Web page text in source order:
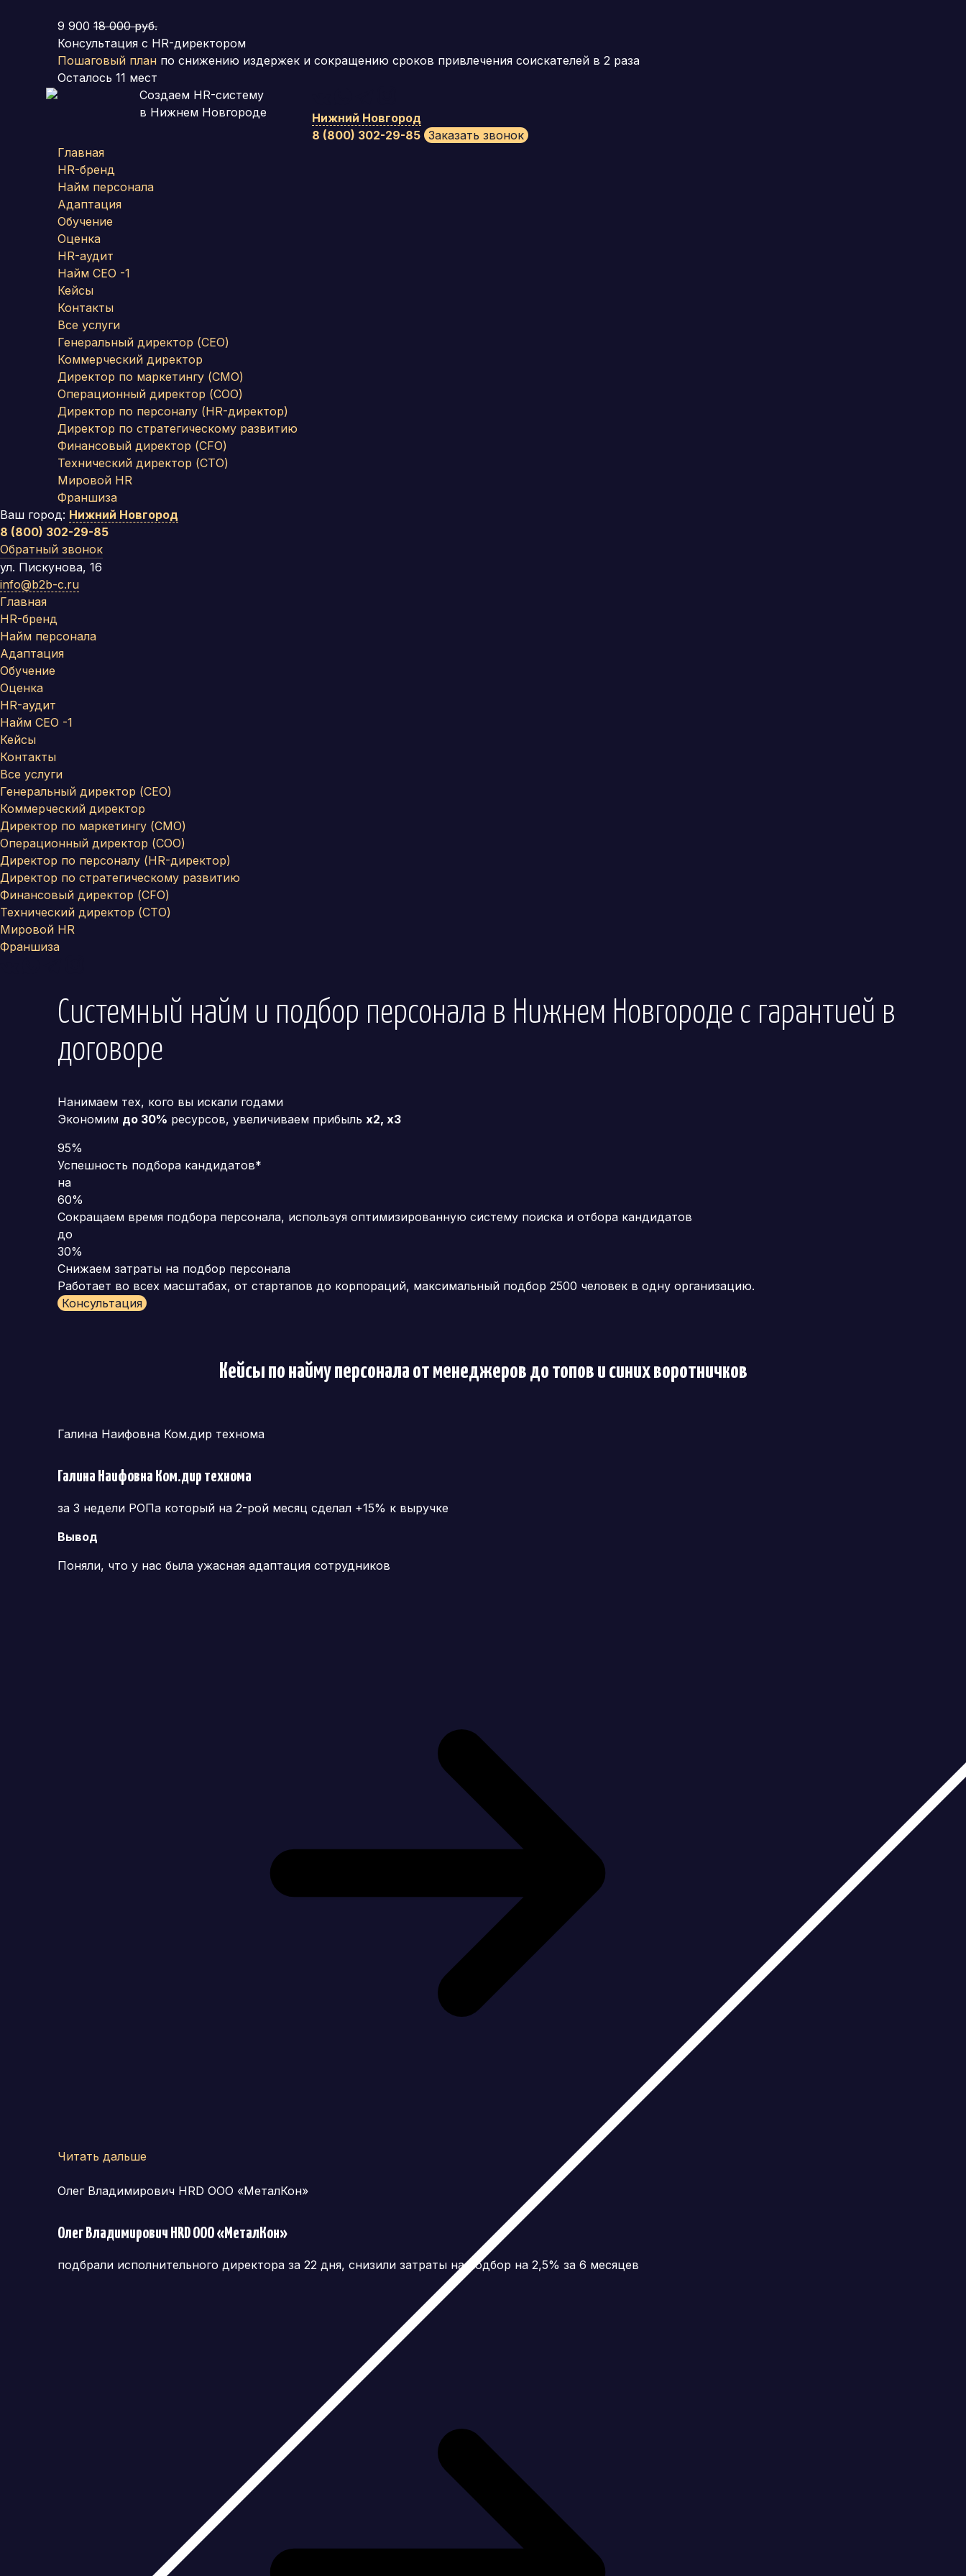
9 900 18 000 руб.
Консультация с HR-директором
Пошаговый план по снижению издержек и сокращению сроков привлечения соискателей в 2 раза
Осталось 11 мест
Создаем HR-систему
в Нижнем Новгороде
Нижний Новгород
8 (800) 302-29-85 Заказать звонок
Главная
HR-бренд
Найм персонала
Адаптация
Обучение
Оценка
HR-аудит
Найм СЕО -1
Кейсы
Контакты
Все услуги
Генеральный директор (CEO)
Коммерческий директор
Директор по маркетингу (CMO)
Операционный директор (COO)
Директор по персоналу (HR-директор)
Директор по стратегическому развитию
Финансовый директор (CFO)
Технический директор (CTO)
Мировой HR
Франшиза
Ваш город: Нижний Новгород
8 (800) 302-29-85
Обратный звонок
ул. Пискунова, 16
info@b2b-c.ru
Главная
HR-бренд
Найм персонала
Адаптация
Обучение
Оценка
HR-аудит
Найм СЕО -1
Кейсы
Контакты
Все услуги
Генеральный директор (CEO)
Коммерческий директор
Директор по маркетингу (CMO)
Операционный директор (COO)
Директор по персоналу (HR-директор)
Директор по стратегическому развитию
Финансовый директор (CFO)
Технический директор (CTO)
Мировой HR
Франшиза
Системный найм и подбор персонала в Нижнем Новгороде с гарантией в
договоре
Нанимаем тех, кого вы искали годами
Экономим до 30% ресурсов, увеличиваем прибыль x2, x3
95%
Успешность подбора кандидатов*
на
60%
Сокращаем время подбора персонала, используя оптимизированную систему поиска и отбора кандидатов
до
30%
Снижаем затраты на подбор персонала
Работает во всех масштабах, от стартапов до корпораций, максимальный подбор 2500 человек в одну организацию.
Консультация
Кейсы по найму персонала от менеджеров до топов и синих воротничков
Галина Наифовна Ком.дир технома
Галина Наифовна Ком.дир технома
за 3 недели РОПа который на 2-рой месяц сделал +15% к выручке
Вывод
Поняли, что у нас была ужасная адаптация сотрудников
Читать дальше
Олег Владимирович HRD ООО «МеталКон»
Олег Владимирович HRD ООО «МеталКон»
подбрали исполнительного директора за 22 дня, снизили затраты на подбор на 2,5% за 6 месяцев